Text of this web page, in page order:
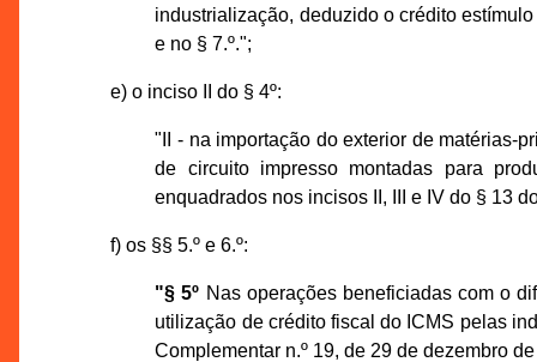
industrialização, deduzido o crédito
e no § 7.º.";
e) o inciso II do § 4º:
"II - na importação do exterior de matérias-
de circuito impresso montadas para
enquadrados nos incisos II, III e IV do § 13
f) os §§ 5.º e 6.º:
"§ 5º Nas operações beneficiadas com o
utilização de crédito fiscal do ICMS pelas
Complementar n.º 19, de 29 de dezembro